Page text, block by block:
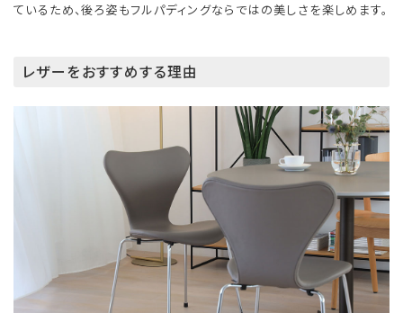
ているため、後ろ姿もフルパディングならではの美しさを楽しめます。
レザーをおすすめする理由